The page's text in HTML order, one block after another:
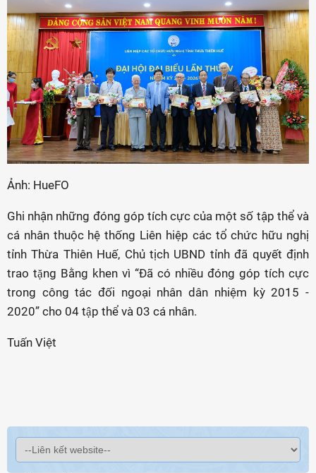
Ảnh: HueFO
Ghi nhận những đóng góp tích cực của một số tập thể và
cá nhân thuộc hệ thống Liên hiệp các tổ chức hữu nghị
tỉnh Thừa Thiên Huế, Chủ tịch UBND tỉnh đã quyết định
trao tặng Bằng khen vì “Đã có nhiều đóng góp tích cực
trong công tác đối ngoại nhân dân nhiệm kỳ 2015 -
2020” cho 04 tập thể và 03 cá nhân.
Tuấn Việt